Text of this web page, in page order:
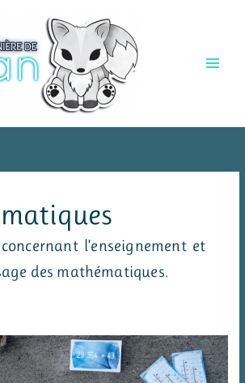
concernant l’enseignement et
des mathématiques.